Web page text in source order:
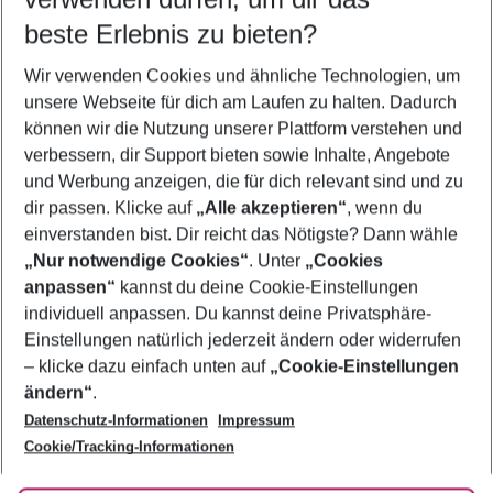
5-8 Nächte
2 Erwachsene Keine Kinder
Mehr Filter anzeigen
Footer
Footer navigation
Über uns
AGB
Bestpreisgarantie
Cookie-Einstellungen ändern
Cookie-Richtlinie
Agenturbetreuung
Barrierefreies Reisen
Folge uns
beste Erlebnis zu bieten?
Wir verwenden Cookies und ähnliche Technologien, um
unsere Webseite für dich am Laufen zu halten. Dadurch
können wir die Nutzung unserer Plattform verstehen und
verbessern, dir Support bieten sowie Inhalte, Angebote
und Werbung anzeigen, die für dich relevant sind und zu
dir passen. Klicke auf „Alle akzeptieren“, wenn du
einverstanden bist. Dir reicht das Nötigste? Dann wähle
„Nur notwendige Cookies“. Unter „Cookies
anpassen“ kannst du deine Cookie-Einstellungen
individuell anpassen. Du kannst deine Privatsphäre-
Einstellungen natürlich jederzeit ändern oder widerrufen
– klicke dazu einfach unten auf „Cookie-Einstellungen
ändern“.
Datenschutz-Informationen
Impressum
Cookie/Tracking-Informationen